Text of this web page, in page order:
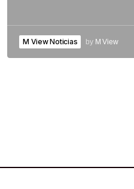
M View Noticias by M View